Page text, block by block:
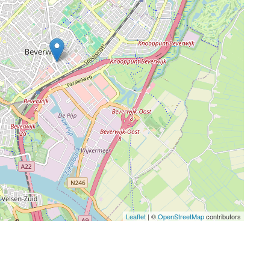
Leaflet | ©OpenStreetMapcontributors